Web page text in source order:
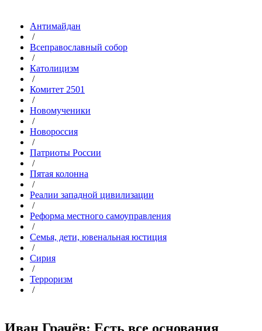
Антимайдан
/
Всеправославный собор
/
Католицизм
/
Комитет 2501
/
Новомученики
/
Новороссия
/
Патриоты России
/
Пятая колонна
/
Реалии западной цивилизации
/
Реформа местного самоуправления
/
Семья, дети, ювенальная юстиция
/
Сирия
/
Терроризм
/